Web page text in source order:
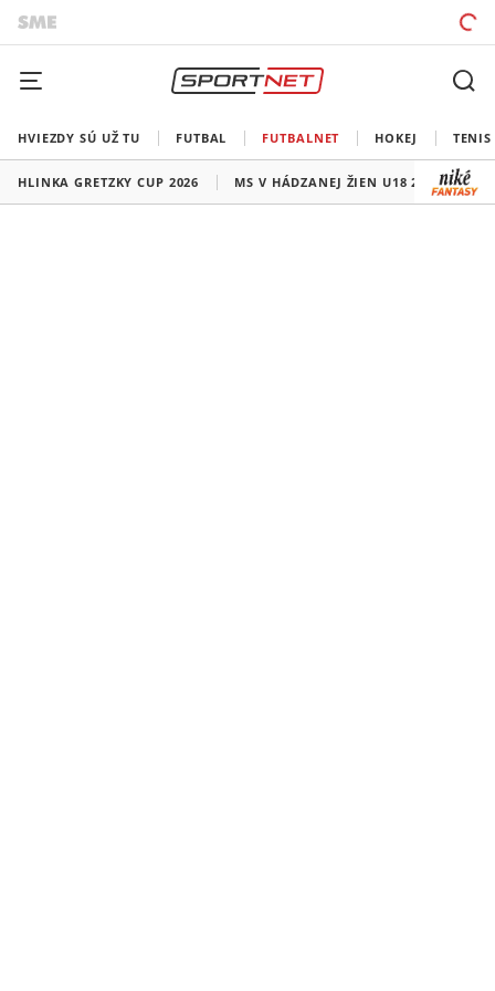
HVIEZDY SÚ UŽ TU FUTBAL FUTBALNET HOKEJ TENIS
HLINKA GRETZKY CUP 2026 MS V HÁDZANEJ ŽIEN U18 2026